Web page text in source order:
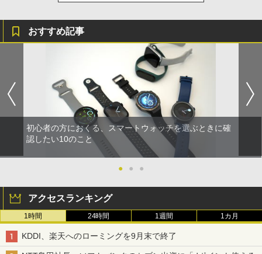
おすすめ記事
初心者の方におくる、スマートウォッチを選ぶときに確
認したい10のこと
● ● ●
アクセスランキング
1時間 24時間 1週間 1カ月
KDDI、楽天へのローミングを9月末で終了